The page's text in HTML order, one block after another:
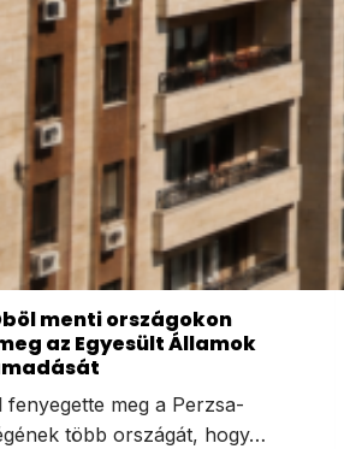
menti országokon
az Egyesült Államok
fenyegette meg a Perzsa-
több országát, hogy…